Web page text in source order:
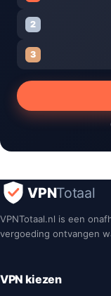
2
3
VPNTotaal
VPNTotaal.nl is een
vergoeding ontvangen
VPN kiezen